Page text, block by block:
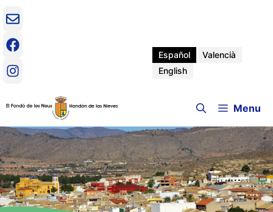
Saltar
contenido
Español
Valencià
English
Menu